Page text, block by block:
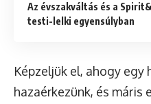
Az évszakváltás és a
testi-lelki egyensúlyban
Képzeljük el, ahogy egy
hazaérkezünk, és máris